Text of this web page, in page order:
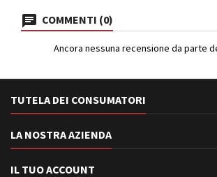
COMMENTI (0)
Ancora nessuna recensione da parte
TUTELA DEI CONSUMATORI
LA NOSTRA AZIENDA
IL TUO ACCOUNT